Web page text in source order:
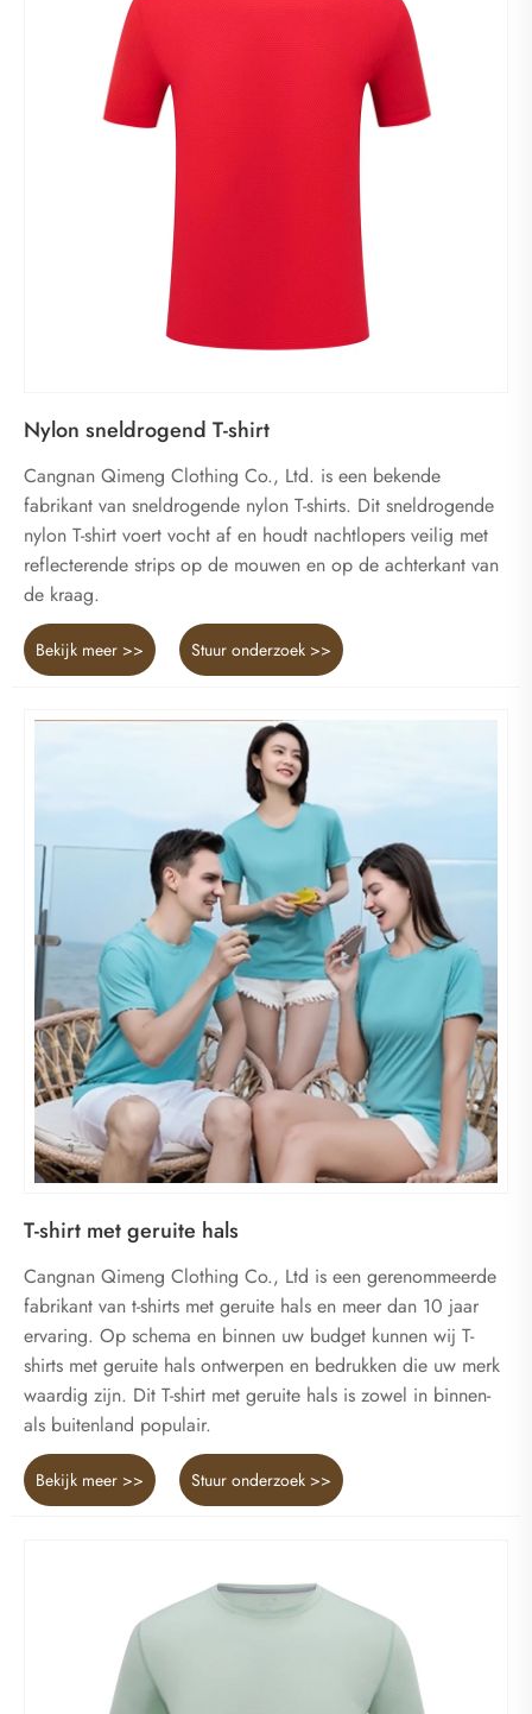
Nylon sneldrogend T-shirt
Cangnan Qimeng Clothing Co., Ltd. is een bekende
fabrikant van sneldrogende nylon T-shirts. Dit sneldrogende
nylon T-shirt voert vocht af en houdt nachtlopers veilig met
reflecterende strips op de mouwen en op de achterkant van
de kraag.
Bekijk meer >> Stuur onderzoek >>
T-shirt met geruite hals
Cangnan Qimeng Clothing Co., Ltd is een gerenommeerde
fabrikant van t-shirts met geruite hals en meer dan 10 jaar
ervaring. Op schema en binnen uw budget kunnen wij T-
shirts met geruite hals ontwerpen en bedrukken die uw merk
waardig zijn. Dit T-shirt met geruite hals is zowel in binnen-
als buitenland populair.
Bekijk meer >> Stuur onderzoek >>